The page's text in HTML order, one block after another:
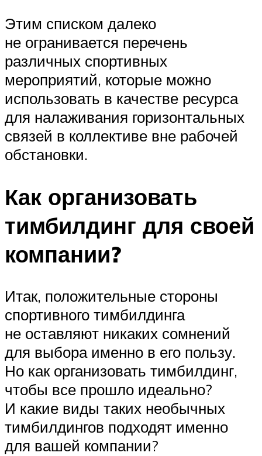
Этим списком далеко
не огранивается перечень
различных спортивных
мероприятий, которые можно
использовать в качестве ресурса
для налаживания горизонтальных
связей в коллективе вне рабочей
обстановки.
Как организовать
тимбилдинг для своей
компании?
Итак, положительные стороны
спортивного тимбилдинга
не оставляют никаких сомнений
для выбора именно в его пользу.
Но как организовать тимбилдинг,
чтобы все прошло идеально?
И какие виды таких необычных
тимбилдингов подходят именно
для вашей компании?